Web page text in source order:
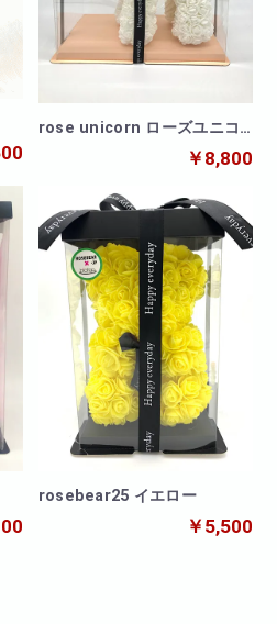
rose unicorn ローズユニコ
￥8,800
rosebear25 イエロー
￥5,500